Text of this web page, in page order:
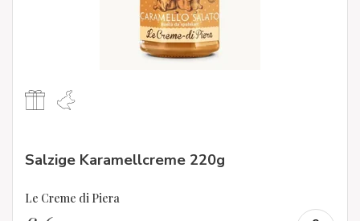
Salzige Karamellcreme 220g
Le Creme di Piera